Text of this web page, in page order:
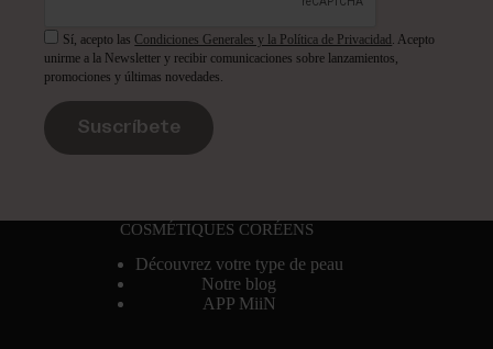
Sí, acepto lasCondiciones Generales y la Política de Privacidad. Acepto
unirme a la Newsletter y recibir comunicaciones sobre lanzamientos,
promociones y últimas novedades.
Suscríbete
COSMÉTIQUES CORÉENS
Découvrez votre type de peau
Notre blog
APP MiiN